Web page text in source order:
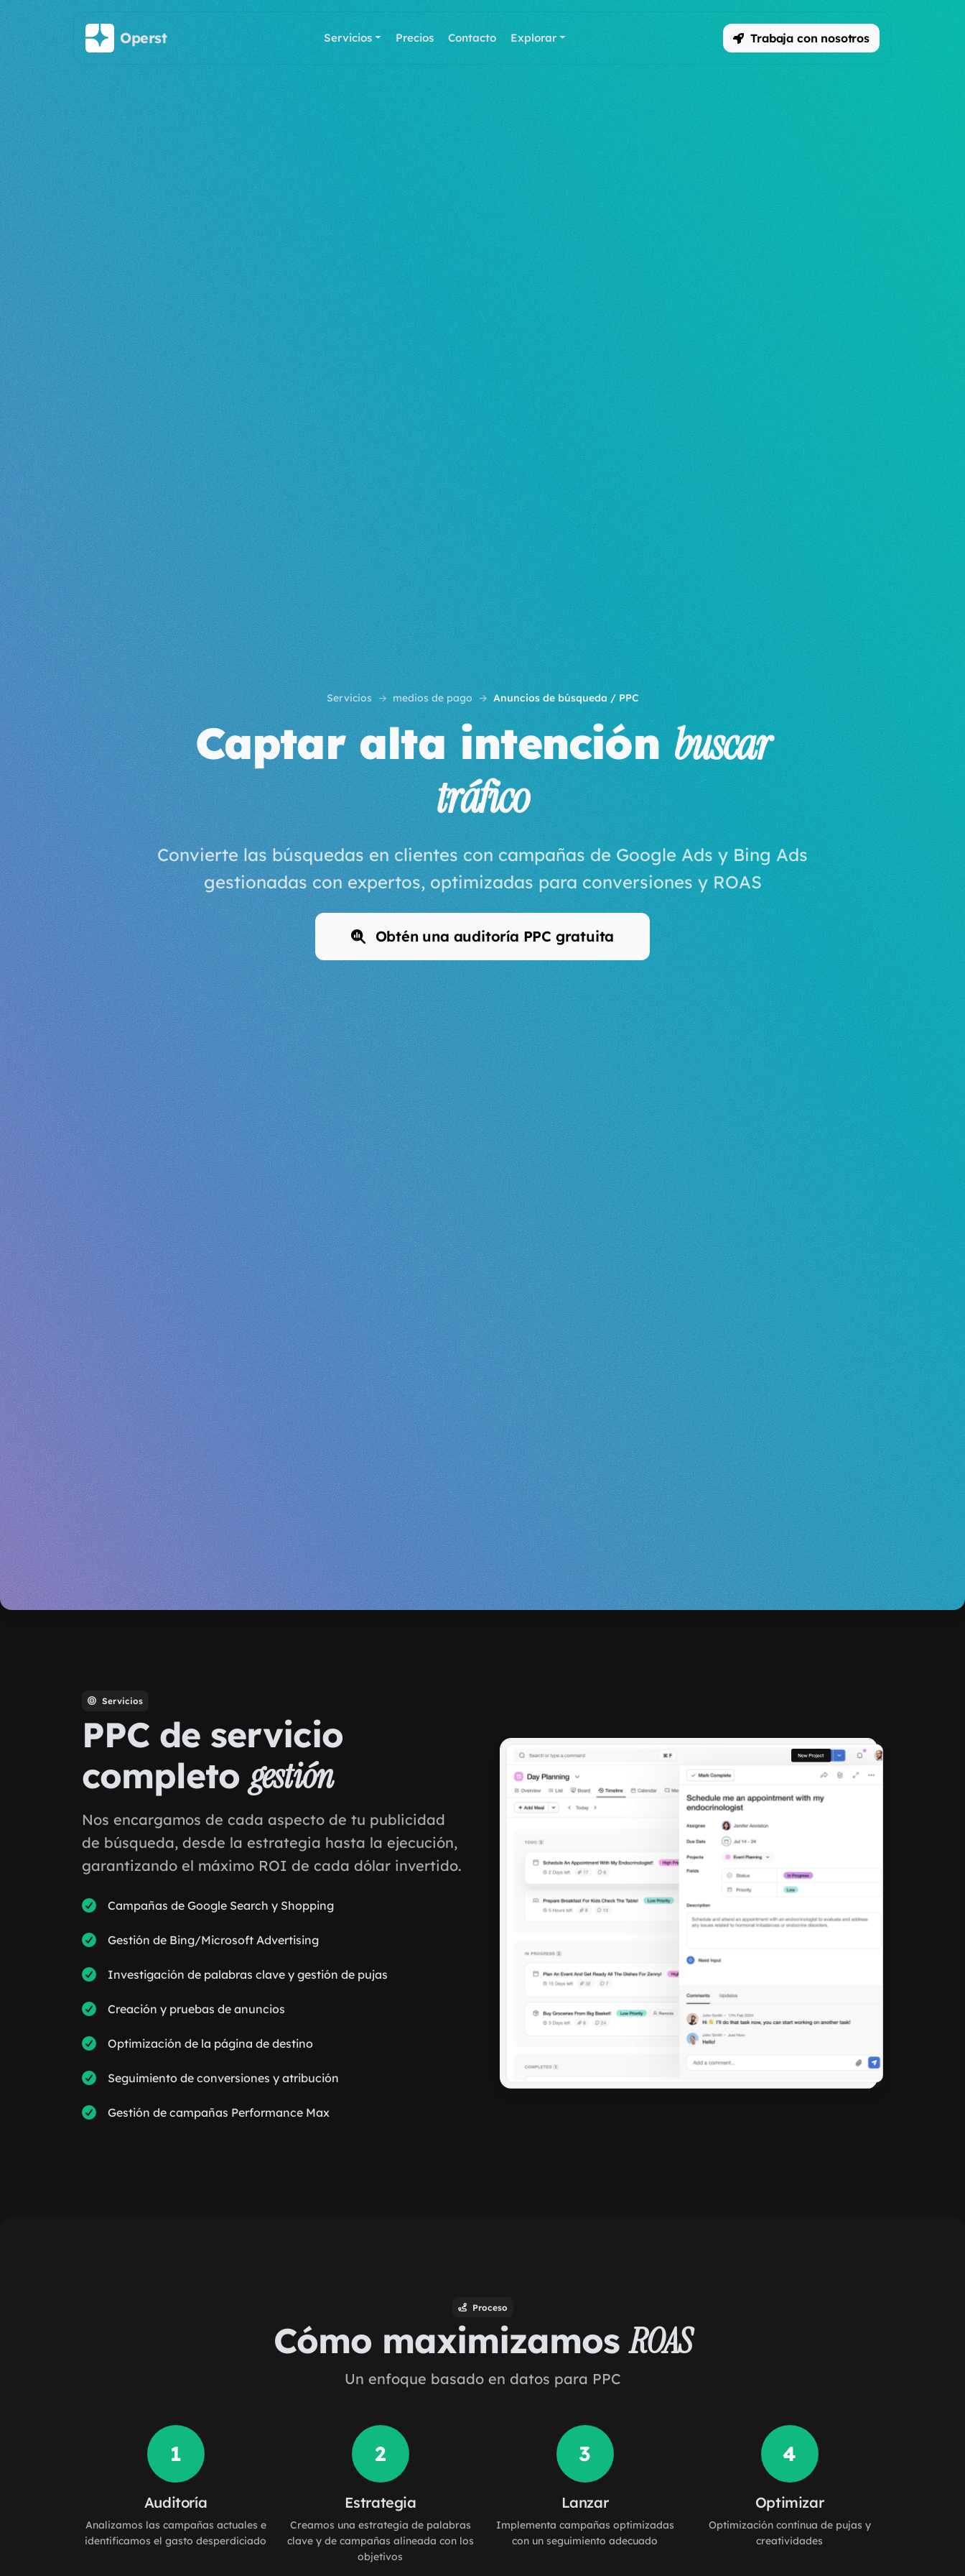
Saltar al contenido principal
Operst Servicios Precios Contacto Explorar Trabaja con nosotros
Servicios medios de pago Anuncios de búsqueda / PPC
Captar alta intenciónbuscar
tráfico
Convierte las búsquedas en clientes con campañas de Google Ads y Bing Ads
gestionadas con expertos, optimizadas para conversiones y ROAS
Obtén una auditoría PPC gratuita
Servicios
PPC de servicio
completogestión
Nos encargamos de cada aspecto de tu publicidad
de búsqueda, desde la estrategia hasta la ejecución,
garantizando el máximo ROI de cada dólar invertido.
Campañas de Google Search y Shopping
Gestión de Bing/Microsoft Advertising
Investigación de palabras clave y gestión de pujas
Creación y pruebas de anuncios
Optimización de la página de destino
Seguimiento de conversiones y atribución
Gestión de campañas Performance Max
Proceso
Cómo maximizamosROAS
Un enfoque basado en datos para PPC
1
Auditoría
Analizamos las campañas actuales e
identificamos el gasto desperdiciado
2
Estrategia
Creamos una estrategia de palabras
clave y de campañas alineada con los
objetivos
3
Lanzar
Implementa campañas optimizadas
con un seguimiento adecuado
4
Optimizar
Optimización continua de pujas y
creatividades